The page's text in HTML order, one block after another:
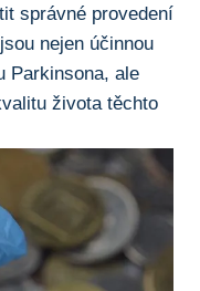
správné provedení
nejen účinnou
Parkinsona, ale
života těchto‍